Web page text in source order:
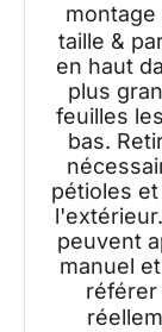
taille &
en haut
plus
feuilles
bas.
pétioles
peuvent
manuel
référer